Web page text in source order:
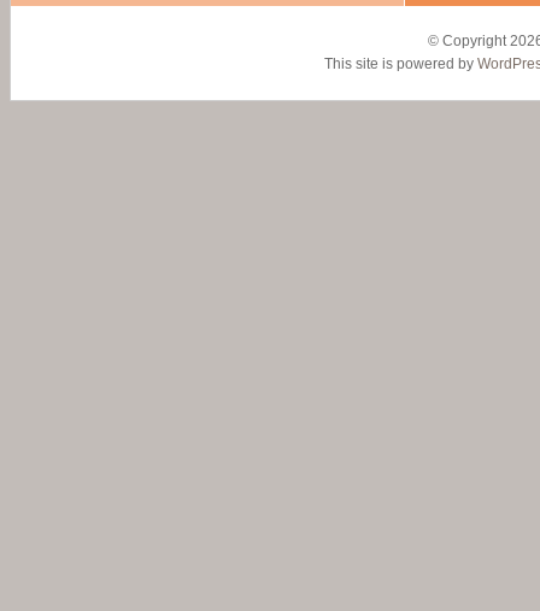
© Copyright
This site is powered by